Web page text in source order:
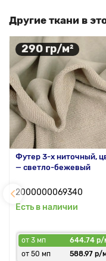
Другие ткани в
290 гр/м²
Футер 3-х ниточный,
— светло-бежевый
2000000069340
Есть в наличии
от 3 мп
644.74 р/
от 50 мп
588.97 р/